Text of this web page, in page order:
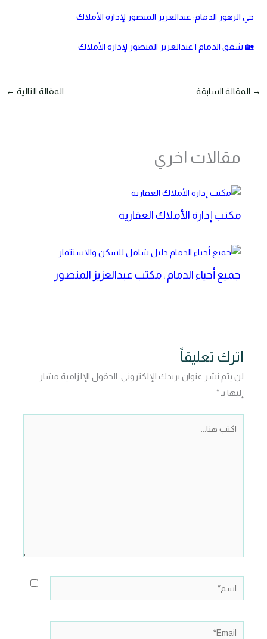
حي الزهور الدمام: عبدالعزيز المنصور لإدارة الأملاك
🏡 شقق الدمام | عبدالعزيز المنصور لإدارة الأملاك
→ المقالة السابقة المقالة التالية ←
مقالات اخري
مكتب إدارة الأملاك العقارية
جميع أحياء الدمام : مكتب عبدالعزيز المنصور
اترك تعليقاً
لن يتم نشر عنوان بريدك الإلكتروني. الحقول الإلزامية مشار
إليها بـ *
اسم*
Email*